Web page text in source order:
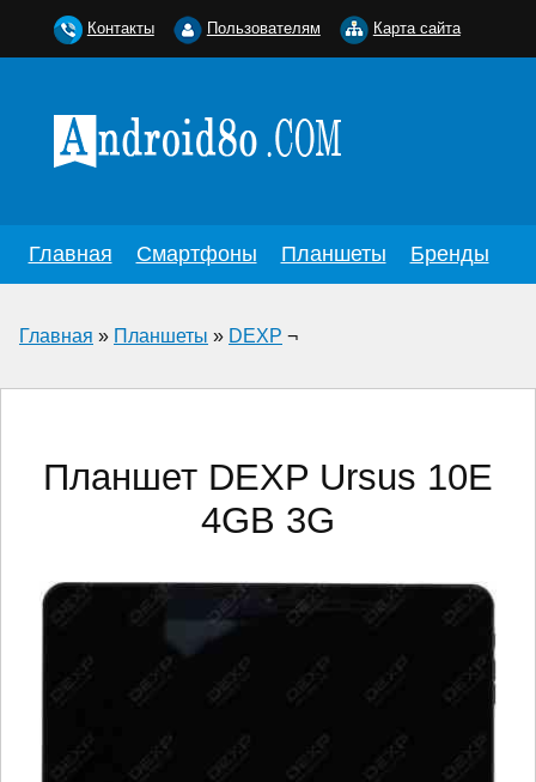
Главная Смартфоны Планшеты Бренды
Главная » Планшеты » DEXP ¬
Планшет DEXP Ursus 10E
4GB 3G
Контакты Пользователям Карта сайта